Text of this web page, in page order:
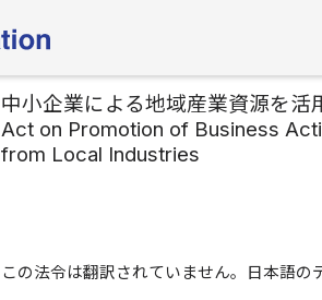
中小企業による地域産業資源を
Act on Promotion of Business
from Local Industries
この法令は翻訳されていません。日本語